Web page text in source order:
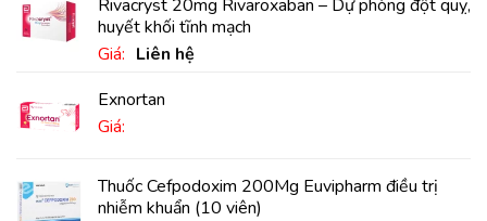
Rivacryst 20mg Rivaroxaban – Dự phòng đột quỵ,
huyết khối tĩnh mạch
Giá: Liên hệ
Exnortan
Giá:
Thuốc Cefpodoxim 200Mg Euvipharm điều trị
nhiễm khuẩn (10 viên)